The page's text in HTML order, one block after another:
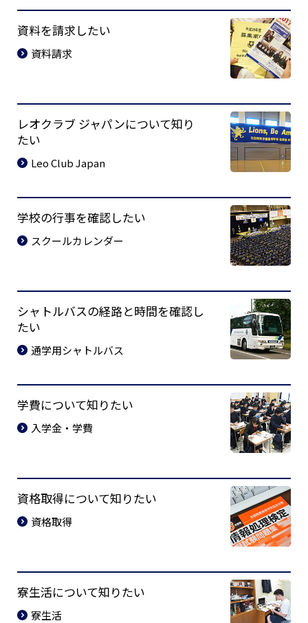
資料を請求したい
資料請求
レオクラブ ジャパンについて知り
たい
Leo Club Japan
学校の行事を確認したい
スクールカレンダー
シャトルバスの経路と時間を確認し
たい
通学用シャトルバス
学費について知りたい
入学金・学費
資格取得について知りたい
資格取得
寮生活について知りたい
寮生活